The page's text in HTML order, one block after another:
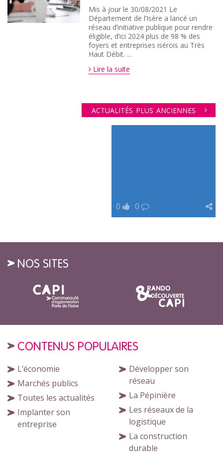
Mis à jour le 30/08/2021 Le
Département de l’Isère a lancé un
réseau d’initiative publique pour rendre
éligible, d’ici 2024 plus de 98 % des
foyers et entreprises isérois au Très
Haut Débit. ...
Lire la suite
ACTUALITÉS PLUS ANCIENNES
0 0
NOS SITES
CONTENUS POPULAIRES
L’économie
Marchés publics
Toutes les actualités
Implanter son
entreprise
Développer son
réseau
La Pépinière
Les réseaux de la
logistique
La construction
durable